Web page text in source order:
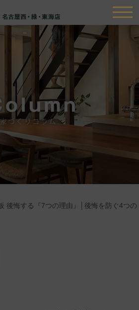
後悔する『7つの理由』│後悔を防ぐ4つの